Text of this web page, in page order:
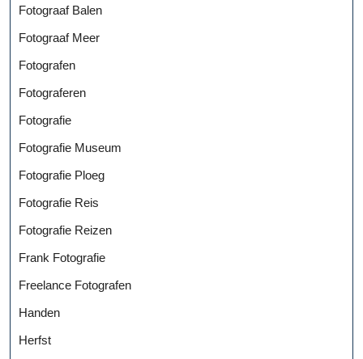
Fotograaf Balen
Fotograaf Meer
Fotografen
Fotograferen
Fotografie
Fotografie Museum
Fotografie Ploeg
Fotografie Reis
Fotografie Reizen
Frank Fotografie
Freelance Fotografen
Handen
Herfst